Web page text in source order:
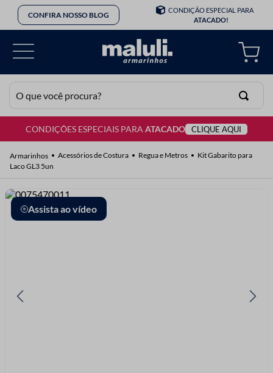
CONFIRA NOSSO BLOG
CONDIÇÃO ESPECIAL PARA
ATACADO!
O que você procura?
CONDIÇÕES ESPECIAIS PARAATACADO CLIQUE AQUI
Acessórios de Costura Regua e Metros
Kit Gabarito para
Laco GL3 5un
Assista ao vídeo
TERMOS MAIS BUSCADOS
2º
barbante
3º
botão
4º
elastico
8º